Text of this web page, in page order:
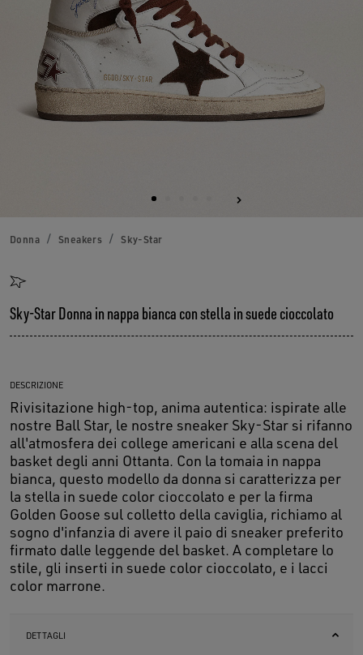
Donna Sneakers Sky-Star
Sky-Star Donna in nappa bianca con stella in suede cioccolato
DESCRIZIONE
Rivisitazione high-top, anima autentica: ispirate alle
nostre Ball Star, le nostre sneaker Sky-Star si rifanno
all'atmosfera dei college americani e alla scena del
basket degli anni Ottanta. Con la tomaia in nappa
bianca, questo modello da donna si caratterizza per
la stella in suede color cioccolato e per la firma
Golden Goose sul colletto della caviglia, richiamo al
sogno d'infanzia di avere il paio di sneaker preferito
firmato dalle leggende del basket. A completare lo
stile, gli inserti in suede color cioccolato, e i lacci
color marrone.
DETTAGLI